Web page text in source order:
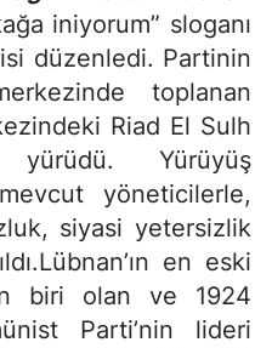
iniyorum” sloganı
düzenledi. Partinin
toplanan
Riad El Sulh
yürüdü. Yürüyüş
yöneticilerle,
siyasi yetersizlik
en eski
biri olan ve 1924
Parti’nin lideri